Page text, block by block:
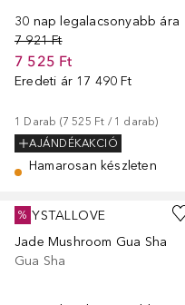
30 nap legalacsonyabb ára
7 921 Ft
7 525 Ft
Eredeti ár 17 490 Ft
1 Darab (7 525 Ft / 1 darab)
AJÁNDÉKAKCIÓ
Hamarosan készleten
CRYSTALLOVE
Jade Mushroom Gua Sha
Gua Sha
%